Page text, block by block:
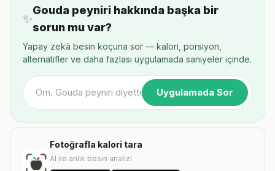
✨
Gouda peyniri hakkında başka bir
sorun mu var?
Yapay zekâ besin koçuna sor — kalori, porsiyon,
alternatifler ve daha fazlası uygulamada saniyeler içinde.
Uygulamada Sor
Fotoğrafla kalori tara
AI ile anlık besin analizi